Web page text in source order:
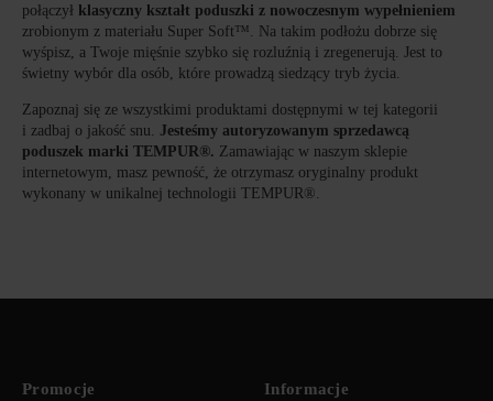
połączył klasyczny kształt poduszki z nowoczesnym wypełnieniem
zrobionym z materiału Super Soft™. Na takim podłożu dobrze się
wyśpisz, a Twoje mięśnie szybko się rozluźnią i zregenerują. Jest to
świetny wybór dla osób, które prowadzą siedzący tryb życia.
Zapoznaj się ze wszystkimi produktami dostępnymi w tej kategorii
i zadbaj o jakość snu. Jesteśmy autoryzowanym sprzedawcą
poduszek marki TEMPUR®. Zamawiając w naszym sklepie
internetowym, masz pewność, że otrzymasz oryginalny produkt
wykonany w unikalnej technologii TEMPUR®.
Promocje Informacje